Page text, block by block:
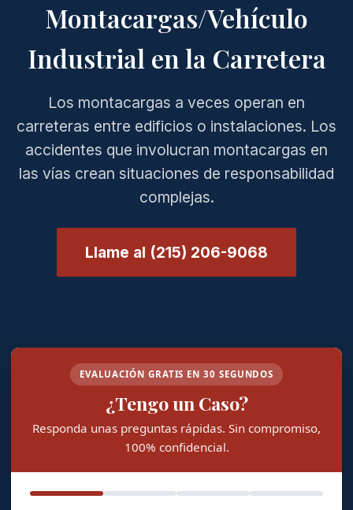
Montacargas/Vehículo
Industrial en la Carretera
Los montacargas a veces operan en
carreteras entre edificios o instalaciones. Los
accidentes que involucran montacargas en
las vías crean situaciones de responsabilidad
complejas.
Llame al (215) 206-9068
EVALUACIÓN GRATIS EN 30 SEGUNDOS
¿Tengo un Caso?
Responda unas preguntas rápidas. Sin compromiso,
100% confidencial.